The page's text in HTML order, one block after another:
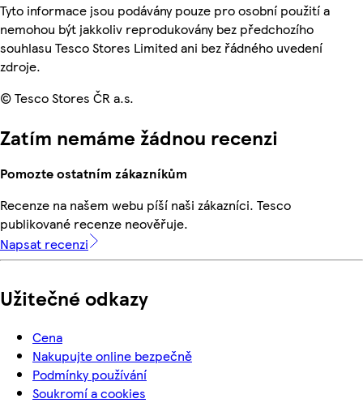
Tyto informace jsou podávány pouze pro osobní použití a
nemohou být jakkoliv reprodukovány bez předchozího
souhlasu Tesco Stores Limited ani bez řádného uvedení
zdroje.
© Tesco Stores ČR a.s.
Zatím nemáme žádnou recenzi
Pomozte ostatním zákazníkům
Recenze na našem webu píší naši zákazníci. Tesco
publikované recenze neověřuje.
Napsat recenzi
Užitečné odkazy
Cena
Nakupujte online bezpečně
Podmínky používání
Soukromí a cookies